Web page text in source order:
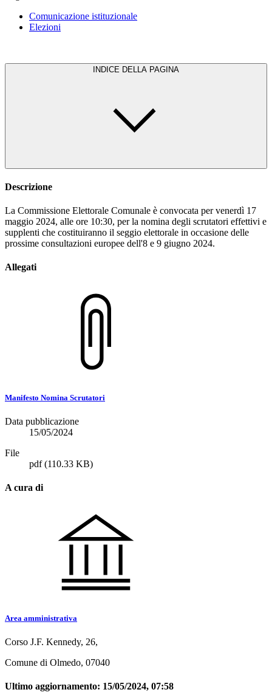
Comunicazione istituzionale
Elezioni
INDICE DELLA PAGINA
Descrizione
La Commissione Elettorale Comunale è convocata per venerdì 17
maggio 2024, alle ore 10:30, per la nomina degli scrutatori effettivi e
supplenti che costituiranno il seggio elettorale in occasione delle
prossime consultazioni europee dell'8 e 9 giugno 2024.
Allegati
Manifesto Nomina Scrutatori
Data pubblicazione
15/05/2024
File
pdf(110.33 KB)
A cura di
Area amministrativa
Corso J.F. Kennedy, 26,
Comune di Olmedo, 07040
Ultimo aggiornamento: 15/05/2024, 07:58